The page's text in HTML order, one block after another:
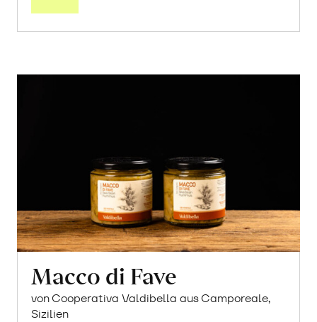
Macco di Fave
von Cooperativa Valdibella aus Camporeale,
Sizilien